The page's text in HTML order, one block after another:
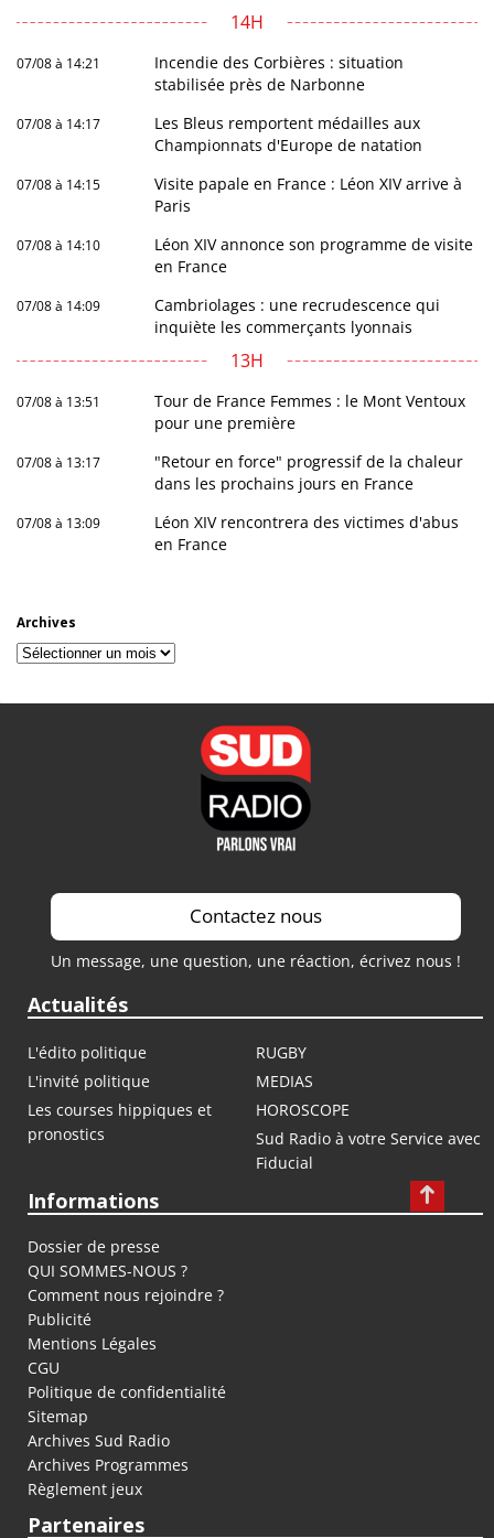
14H
07/08 à 14:21
Incendie des Corbières : situation
stabilisée près de Narbonne
07/08 à 14:17
Les Bleus remportent médailles aux
Championnats d'Europe de natation
07/08 à 14:15
Visite papale en France : Léon XIV arrive à
Paris
07/08 à 14:10
Léon XIV annonce son programme de visite
en France
07/08 à 14:09
Cambriolages : une recrudescence qui
inquiète les commerçants lyonnais
13H
07/08 à 13:51
Tour de France Femmes : le Mont Ventoux
pour une première
07/08 à 13:17
"Retour en force" progressif de la chaleur
dans les prochains jours en France
07/08 à 13:09
Léon XIV rencontrera des victimes d'abus
en France
Archives
Archives
Contactez nous
Un message, une question, une réaction, écrivez nous !
Actualités
L'édito politique
RUGBY
L'invité politique
MEDIAS
Les courses hippiques et
pronostics
HOROSCOPE
Sud Radio à votre Service avec
Fiducial
Informations
Dossier de presse
QUI SOMMES-NOUS ?
Comment nous rejoindre ?
Publicité
Mentions Légales
CGU
Politique de confidentialité
Sitemap
Archives Sud Radio
Archives Programmes
Règlement jeux
Partenaires